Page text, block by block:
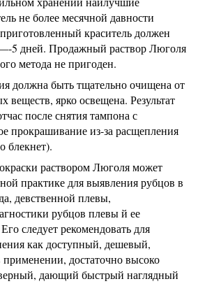
не более месячной давности
краситель должен
5 дней. Продажный раствор Люголя
метода не пригоден.
должна быть тщательно очищена от
веществ, ярко освещена. Результат
после снятия тампона с
прокрашивание из-за расщепления
блекнет).
раствором Люголя может
практике для выявления рубцов в
девственной плевы,
рубцов плевы й ее
следует рекомендовать для
как доступный, дешевый,
достаточно высоко
дающий быстрый наглядный